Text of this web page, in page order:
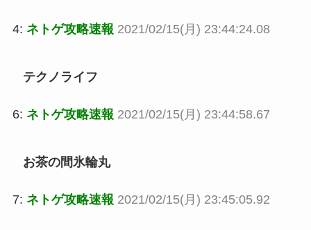
4: ネトゲ攻略速報 2021/02/15(月) 23:44:24.08
テクノライフ
6: ネトゲ攻略速報 2021/02/15(月) 23:44:58.67
お茶の間氷輪丸
7: ネトゲ攻略速報 2021/02/15(月) 23:45:05.92